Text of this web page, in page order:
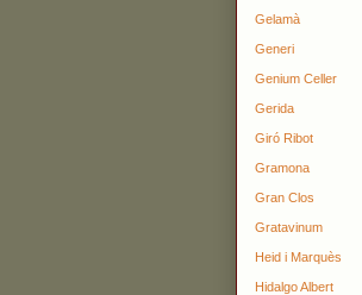
Gelamà
Generi
Genium Celler
Gerida
Giró Ribot
Gramona
Gran Clos
Gratavinum
Heid i Marquès
Hidalgo Albert